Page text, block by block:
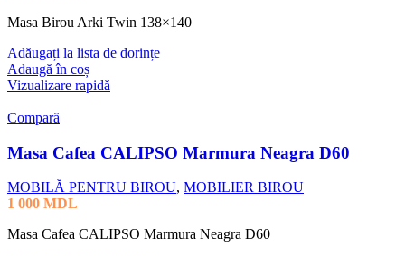
Masa Birou Arki Twin 138×140
Adăugați la lista de dorințe
Adaugă în coș
Vizualizare rapidă
Compară
Masa Cafea CALIPSO Marmura Neagra D60
MOBILĂ PENTRU BIROU, MOBILIER BIROU
1 000 MDL
Masa Cafea CALIPSO Marmura Neagra D60